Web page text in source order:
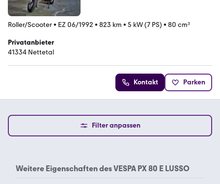
Roller/Scooter• EZ 06/1992 • 823 km • 5 kW (7 PS) • 80 cm³
Privatanbieter
41334 Nettetal
Kontakt Parken
Filter anpassen
Weitere Eigenschaften desVESPA PX 80 E LUSSO